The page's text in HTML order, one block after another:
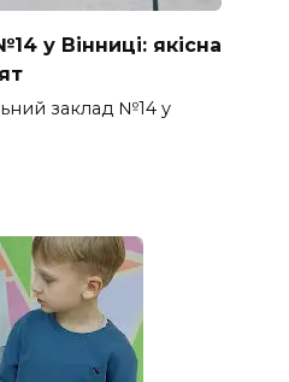
у Вінниці: якісна
заклад №14 у